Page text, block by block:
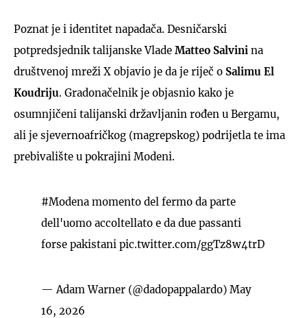
Poznat je i identitet napadača. Desničarski
potpredsjednik talijanske Vlade Matteo Salvini na
društvenoj mreži X objavio je da je riječ o Salimu El
Koudriju. Gradonačelnik je objasnio kako je
osumnjičeni talijanski državljanin rođen u Bergamu,
ali je sjevernoafričkog (magrepskog) podrijetla te ima
prebivalište u pokrajini Modeni.
#Modena momento del fermo da parte
dell'uomo accoltellato e da due passanti
forse pakistani pic.twitter.com/ggTz8w4trD
— Adam Warner (@dadopappalardo) May
16, 2026